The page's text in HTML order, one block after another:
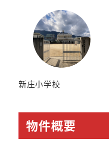
新庄小学校
物件概要